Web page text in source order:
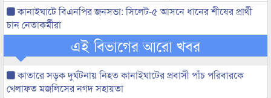
কানাইঘাটে বিএনপির জনসভা: সিলেট-৫ আসনে ধানের শীষের প্রার্থী
চান নেতাকর্মীরা
এই বিভাগের আরো খবর
কাতারে সড়ক দুর্ঘটনায় নিহত কানাইঘাটের প্রবাসী পাঁচ পরিবারকে
খেলাফত মজলিসের নগদ সহায়তা